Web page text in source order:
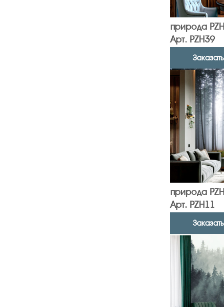
природа
Арт. PZH39
Заказать
природа
Арт. PZH11
Заказать